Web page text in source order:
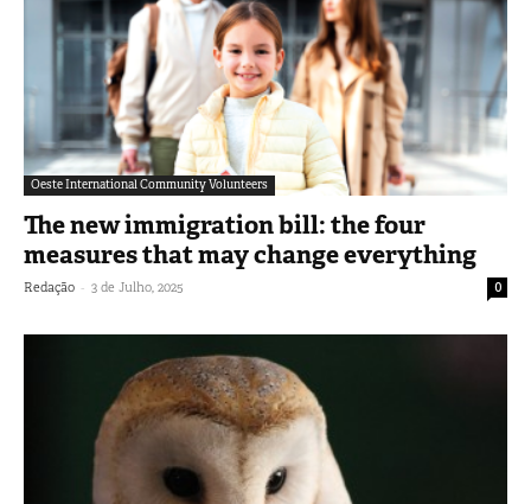
Oeste International Community Volunteers
The new immigration bill: the four
measures that may change everything
Redação - 3 de Julho, 2025 0